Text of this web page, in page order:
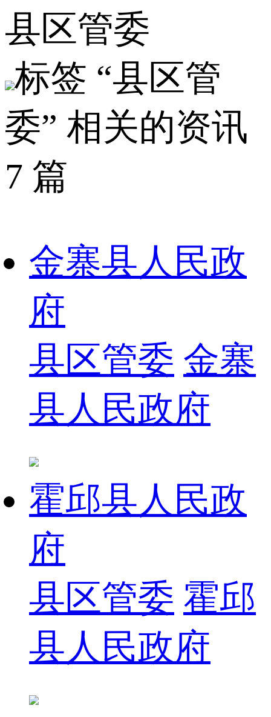
县区管委
标签 “县区管
委” 相关的资讯
7 篇
金寨县人民政
府
县区管委 金寨
县人民政府
霍邱县人民政
府
县区管委 霍邱
县人民政府